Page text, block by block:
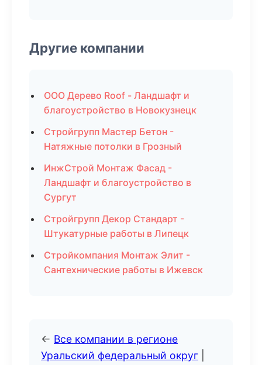
Другие компании
ООО Дерево Roof - Ландшафт и
благоустройство в Новокузнецк
Стройгрупп Мастер Бетон -
Натяжные потолки в Грозный
ИнжСтрой Монтаж Фасад -
Ландшафт и благоустройство в
Сургут
Стройгрупп Декор Стандарт -
Штукатурные работы в Липецк
Стройкомпания Монтаж Элит -
Сантехнические работы в Ижевск
← Все компании в регионе
Уральский федеральный округ